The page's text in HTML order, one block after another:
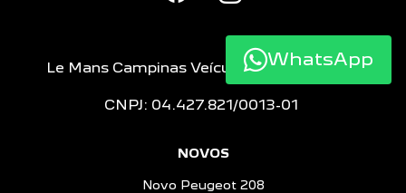
Le Mans Campinas Veículos e Peças LTDA
CNPJ: 04.427.821/0013-01
NOVOS
Novo Peugeot 208
WhatsApp